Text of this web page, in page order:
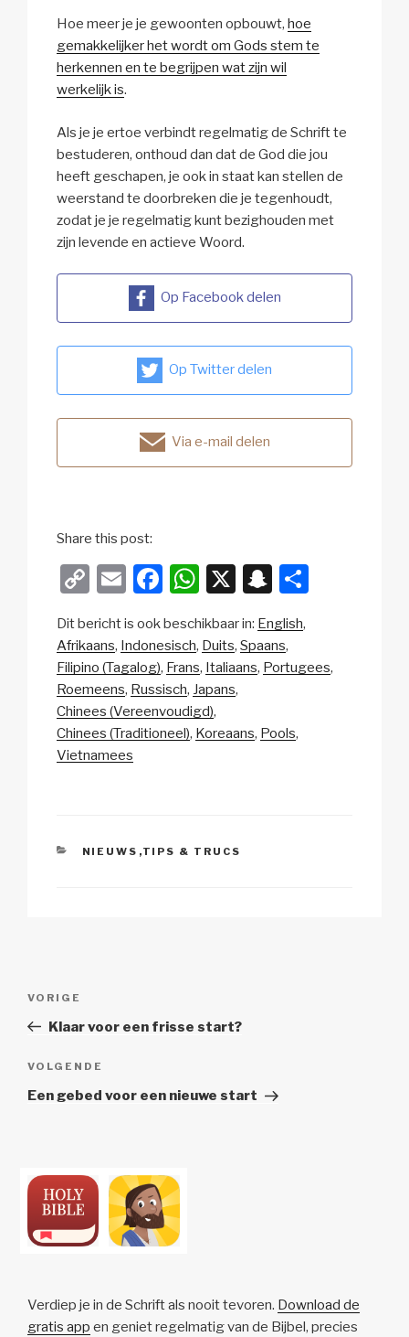
Hoe meer je je gewoonten opbouwt, hoe
gemakkelijker het wordt om Gods stem te
herkennen en te begrijpen wat zijn wil
werkelijk is.
Als je je ertoe verbindt regelmatig de Schrift te
bestuderen, onthoud dan dat de God die jou
heeft geschapen, je ook in staat kan stellen de
weerstand te doorbreken die je tegenhoudt,
zodat je je regelmatig kunt bezighouden met
zijn levende en actieve Woord.
Op Facebook delen
Op Twitter delen
Via e-mail delen
Share this post:
C
p
y
Li
n
k
E
ail
F
c
e
b
o
W
at
s
A
p
X
S
a
p
h
n
Dit bericht is ook beschikbaar in: English
Afrikaans Indonesisch Duits Spaans
Filipino (Tagalog) Frans Italiaans Portugees
Roemeens Russisch Japans
Chinees (Vereenvoudigd)
Chinees (Traditioneel) Koreaans Pools
Vietnamees
CATEGORIEËN
NIEUWS ,TIPS & TRUCS
Vorig
bericht
VORIGE
Klaar voor een frisse start?
Volgend
Bericht
VOLGENDE
Een gebed voor een nieuwe start
Verdiep je in de Schrift als nooit tevoren. Download de
gratis app en geniet regelmatig van de Bijbel, precies